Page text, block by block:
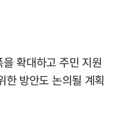
확대하고 주민 지원
한 방안도 논의될 계획